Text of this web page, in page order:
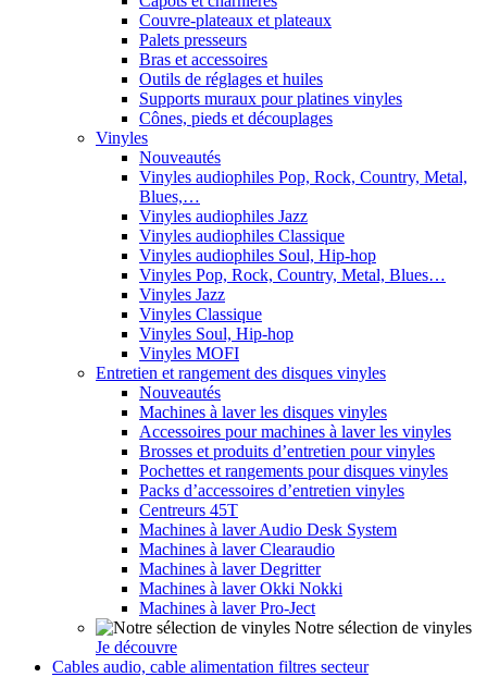
Couvre-plateaux et plateaux
Palets presseurs
Bras et accessoires
Outils de réglages et huiles
Supports muraux pour platines vinyles
Cônes, pieds et découplages
Vinyles
Nouveautés
Vinyles audiophiles Pop, Rock, Country, Metal,
Blues,…
Vinyles audiophiles Jazz
Vinyles audiophiles Classique
Vinyles audiophiles Soul, Hip-hop
Vinyles Pop, Rock, Country, Metal, Blues…
Vinyles Jazz
Vinyles Classique
Vinyles Soul, Hip-hop
Vinyles MOFI
Entretien et rangement des disques vinyles
Nouveautés
Machines à laver les disques vinyles
Accessoires pour machines à laver les vinyles
Brosses et produits d’entretien pour vinyles
Pochettes et rangements pour disques vinyles
Packs d’accessoires d’entretien vinyles
Centreurs 45T
Machines à laver Audio Desk System
Machines à laver Clearaudio
Machines à laver Degritter
Machines à laver Okki Nokki
Machines à laver Pro-Ject
Notre sélection de vinyles
Je découvre
Cables audio, cable alimentation filtres secteur